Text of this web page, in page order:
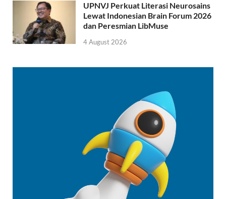
UPNVJ Perkuat Literasi Neurosains
Lewat Indonesian Brain Forum 2026
dan Peresmian LibMuse
4 August 2026